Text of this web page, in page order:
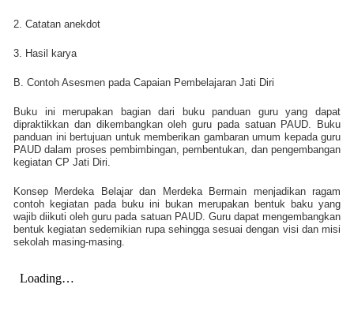
2. Catatan anekdot
3. Hasil karya
B. Contoh Asesmen pada Capaian Pembelajaran Jati Diri
Buku ini merupakan bagian dari buku panduan guru yang dapat
dipraktikkan dan dikembangkan oleh guru pada satuan PAUD. Buku
panduan ini bertujuan untuk memberikan gambaran umum kepada guru
PAUD dalam proses pembimbingan, pembentukan, dan pengembangan
kegiatan CP Jati Diri.
Konsep Merdeka Belajar dan Merdeka Bermain menjadikan ragam
contoh kegiatan pada buku ini bukan merupakan bentuk baku yang
wajib diikuti oleh guru pada satuan PAUD. Guru dapat mengembangkan
bentuk kegiatan sedemikian rupa sehingga sesuai dengan visi dan misi
sekolah masing-masing.